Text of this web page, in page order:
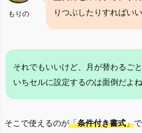
もりの
りつぶしたりすればい
それでもいいけど、月が替わるご
いちセルに設定するのは面倒だよね
そこで使えるのが「条件付き書式」